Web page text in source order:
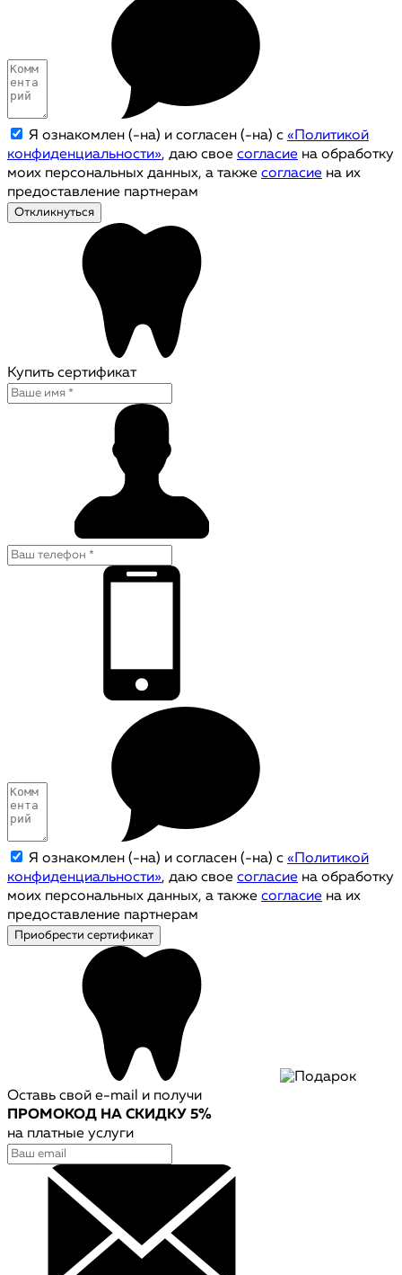
Я ознакомлен (-на) и согласен (-на) с «Политикой
конфиденциальности», даю свое согласие на обработку
моих персональных данных, а также согласие на их
предоставление партнерам
Откликнуться
Купить сертификат
Я ознакомлен (-на) и согласен (-на) с «Политикой
конфиденциальности», даю свое согласие на обработку
моих персональных данных, а также согласие на их
предоставление партнерам
Приобрести сертификат
Оставь свой e-mail и получи
ПРОМОКОД НА СКИДКУ 5%
на платные услуги